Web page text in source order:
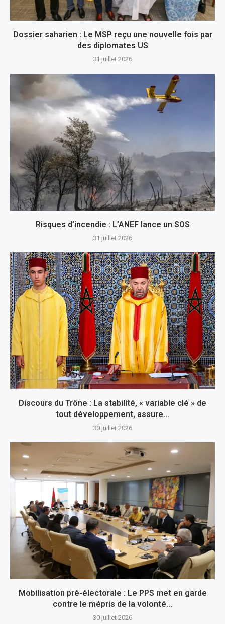
Dossier saharien : Le MSP reçu une nouvelle fois par
des diplomates US
31 juillet 2026
Risques d’incendie : L’ANEF lance un SOS
31 juillet 2026
Discours du Trône : La stabilité, « variable clé » de
tout développement, assure...
30 juillet 2026
Mobilisation pré-électorale : Le PPS met en garde
contre le mépris de la volonté...
30 juillet 2026